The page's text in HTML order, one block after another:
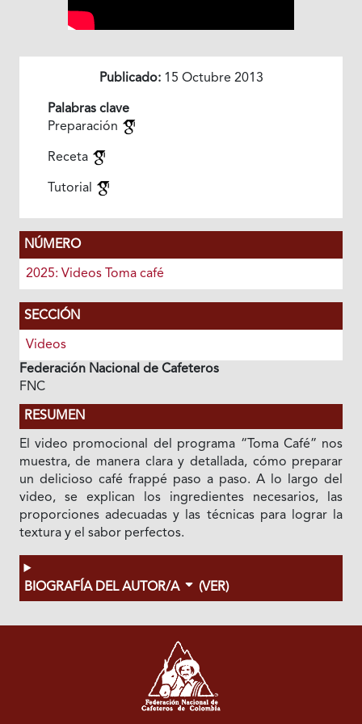
Publicado:15 Octubre 2013
Palabras clave
Preparación
Receta
Tutorial
NÚMERO
2025: Videos Toma café
SECCIÓN
Videos
Federación Nacional de Cafeteros
FNC
RESUMEN
El video promocional del programa “Toma Café” nos
muestra, de manera clara y detallada, cómo preparar
un delicioso café frappé paso a paso. A lo largo del
video, se explican los ingredientes necesarios, las
proporciones adecuadas y las técnicas para lograr la
textura y el sabor perfectos.
BIOGRAFÍA DEL AUTOR/A (VER)